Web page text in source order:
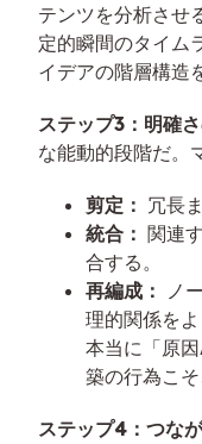
テンツを分析させ
定的瞬間のタイム
イデアの階層構造
ステップ3：明確
な能動的段階だ。
剪定： 冗長
統合： 関連
合する。
再編成：
ノ
理的関係を
本当に「原
築の行為こ
ステップ4：つなが